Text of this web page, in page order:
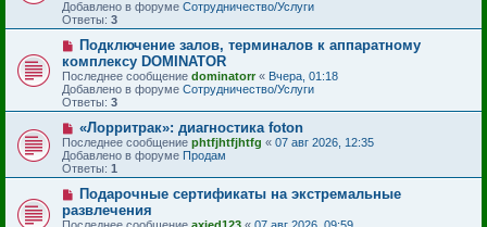
щ
е
н
и
е
с
о
о
б
щ
е
н
и
е
Добавлено в форуме Сотрудничество/Услуги
Ответы: 3
Н
в
о
е
с
о
б
щ
е
н
и
е
Подключение залов, терминалов к аппаратному
комплексу DOMINATOR
Последнее сообщение dominatorr« Вчера, 01:18
Добавлено в форуме Сотрудничество/Услуги
Ответы: 3
Н
о
в
о
е
с
о
«Лорритрак»: диагностика foton
Последнее сообщение phtfjhtfjhtfg « 07 авг 2026, 12:35
Добавлено в форуме Продам
Ответы: 1
Н
в
Подарочные сертификаты на экстремальные
развлечения